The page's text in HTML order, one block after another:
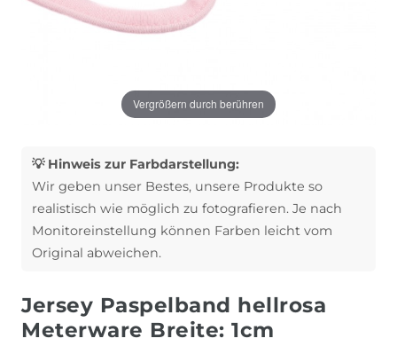
Vergrößern durch berühren
💡 Hinweis zur Farbdarstellung:
Wir geben unser Bestes, unsere Produkte so
realistisch wie möglich zu fotografieren. Je nach
Monitoreinstellung können Farben leicht vom
Original abweichen.
Jersey Paspelband hellrosa
Meterware Breite: 1cm